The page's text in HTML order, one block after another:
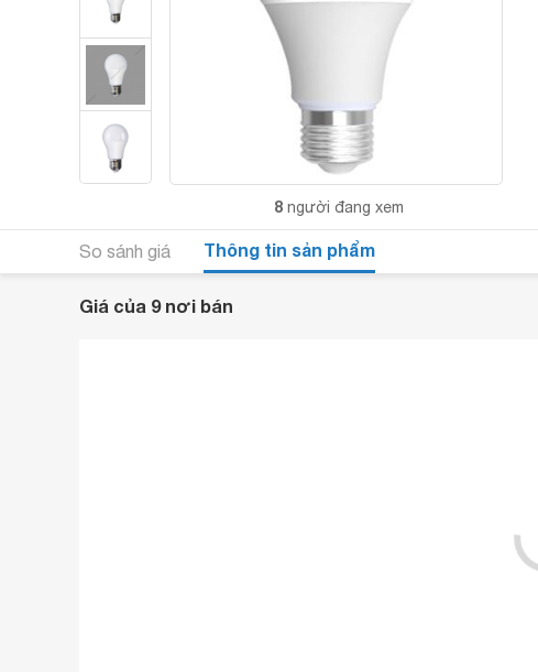
8 người đang xem
So sánh giá Thông tin sản phẩm
Giá của 9 nơi bán